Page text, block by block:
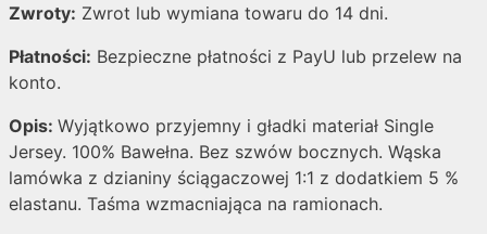
Zwroty: Zwrot lub wymiana towaru do 14 dni.
Płatności: Bezpieczne płatności z PayU lub przelew na
konto.
Opis: Wyjątkowo przyjemny i gładki materiał Single
Jersey. 100% Bawełna. Bez szwów bocznych. Wąska
lamówka z dzianiny ściągaczowej 1:1 z dodatkiem 5 %
elastanu. Taśma wzmacniająca na ramionach.